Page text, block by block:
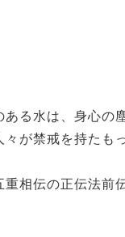
る水は、身心
が禁戒を持た
相伝の正伝法